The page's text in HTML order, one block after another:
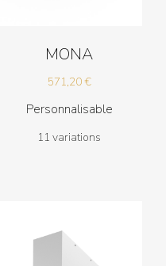
MONA
571,20€
Personnalisable
11 variations